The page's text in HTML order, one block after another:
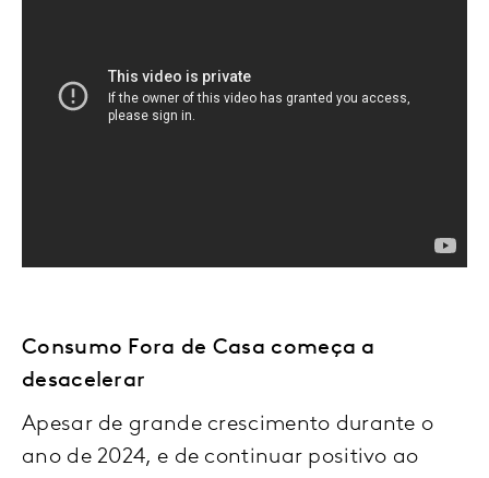
Consumo Fora de Casa começa a
desacelerar
Apesar de grande crescimento durante o
ano de 2024, e de continuar positivo ao